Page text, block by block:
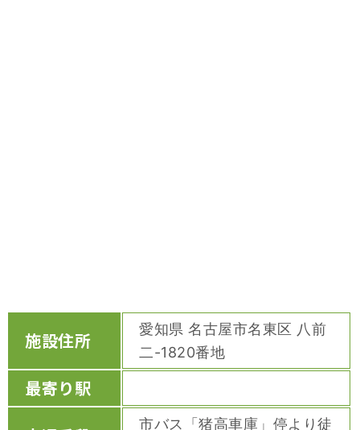
施設住所
愛知県 名古屋市名東区 八前
二-1820番地
最寄り駅
市バス「猪高車庫」停より徒